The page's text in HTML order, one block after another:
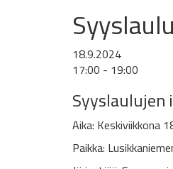
18.9.2024
17:00 - 19:00
Syyslaulujen
Aika: Keskiviikkona
Paikka: